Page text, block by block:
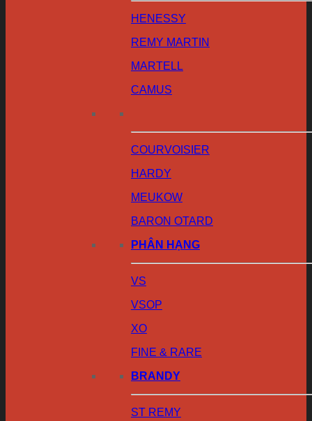
HENESSY
REMY MARTIN
MARTELL
CAMUS
COURVOISIER
HARDY
MEUKOW
BARON OTARD
PHÂN HẠNG
VS
VSOP
XO
FINE & RARE
BRANDY
ST REMY